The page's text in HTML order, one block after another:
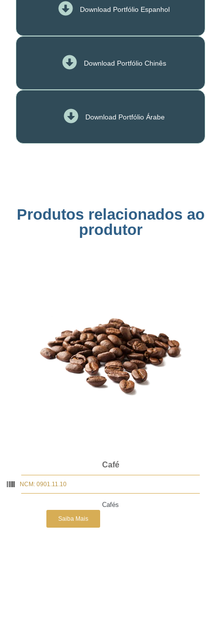
Download Portfólio Espanhol
Download Portfólio Chinês
Download Portfólio Árabe
Produtos relacionados ao
produtor
Café
NCM: 0901.11.10
Cafés
Saiba Mais